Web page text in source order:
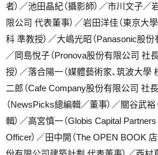
者）／池田晶紀（攝影師）／市川文子／
限公司 代表董事）／岩田洋佳（東京大
科 準教授）／大嶋光昭（Panasonic股份
／岡島悅子（Pronova股份有限公司 社
授）／落合陽一（媒體藝術家、筑波大學
二郎（Cafe Company股份有限公司 社
（NewsPicks總編輯／董事）／關谷武裕
輯）／高宮慎一（Globis Capital
Officer）／田中開（The OPEN BOOK